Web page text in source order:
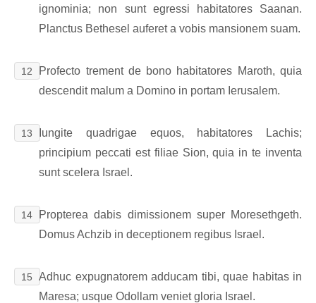
ignominia; non sunt egressi habitatores Saanan.
Planctus Bethesel auferet a vobis mansionem suam.
12
Profecto trement de bono habitatores Maroth, quia
descendit malum a Domino in portam Ierusalem.
13
Iungite quadrigae equos, habitatores Lachis;
principium peccati est filiae Sion, quia in te inventa
sunt scelera Israel.
14
Propterea dabis dimissionem super Moresethgeth.
Domus Achzib in deceptionem regibus Israel.
15
Adhuc expugnatorem adducam tibi, quae habitas in
Maresa; usque Odollam veniet gloria Israel.